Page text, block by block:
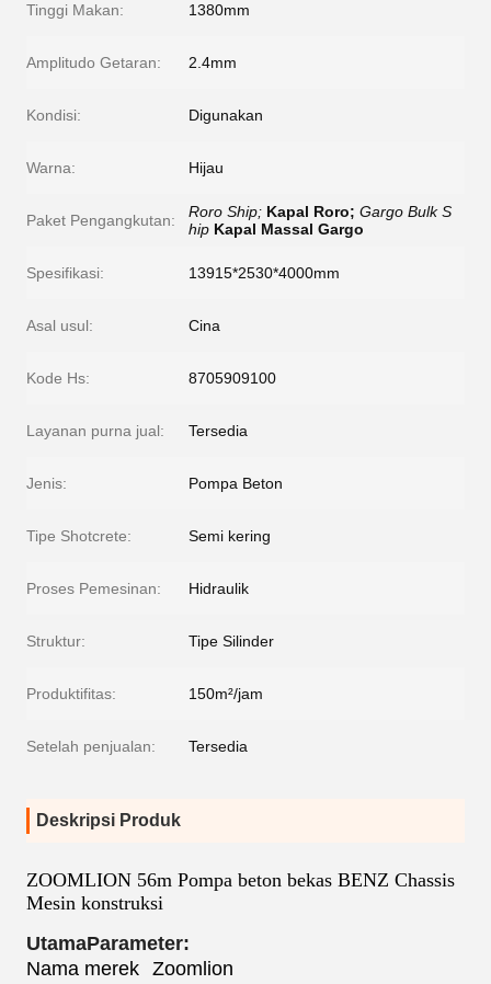
Tinggi Makan: 1380mm
Amplitudo Getaran: 2.4mm
Kondisi: Digunakan
Warna: Hijau
Paket Pengangkutan: Roro Ship; Kapal Roro; Gargo Bulk S
hip Kapal Massal Gargo
Spesifikasi: 13915*2530*4000mm
Asal usul: Cina
Kode Hs: 8705909100
Layanan purna jual: Tersedia
Jenis: Pompa Beton
Tipe Shotcrete: Semi kering
Proses Pemesinan: Hidraulik
Struktur: Tipe Silinder
Produktifitas: 150m²/jam
Setelah penjualan: Tersedia
Deskripsi Produk
ZOOMLION 56m Pompa beton bekas BENZ Chassis
Mesin konstruksi
UtamaParameter:
Nama merek Zoomlion